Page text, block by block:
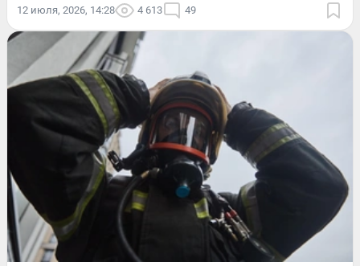
12 июля, 2026, 14:28 4 613 49